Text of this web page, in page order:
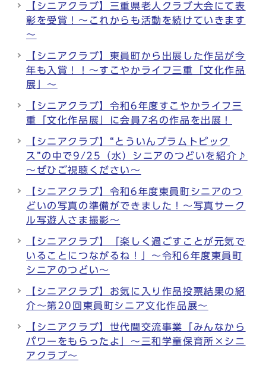
【シニアクラブ】三重県老人クラブ大会にて表
彰を受賞！～これからも活動を続けていきます
～
【シニアクラブ】東員町から出展した作品が今
年も入賞！！～すこやかライフ三重「文化作品
展」～
【シニアクラブ】令和6年度すこやかライフ三
重「文化作品展」に会員7名の作品を出展！
【シニアクラブ】“とういんプラムトピック
ス”の中で9/25（水）シニアのつどいを紹介♪
～ぜひご視聴ください～
【シニアクラブ】令和6年度東員町シニアのつ
どいの写真の準備ができました！～写真サーク
ル写遊人さま撮影～
【シニアクラブ】「楽しく過ごすことが元気で
いることにつながるね！」～令和6年度東員町
シニアのつどい～
【シニアクラブ】お気に入り作品投票結果の紹
介～第20回東員町シニア文化作品展～
【シニアクラブ】世代間交流事業「みんなから
パワーをもらったよ」～三和学童保育所×シニ
アクラブ～